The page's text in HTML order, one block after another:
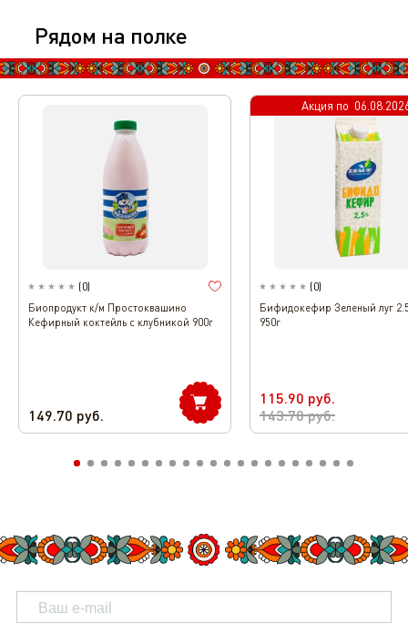
Рядом на полке
(0)
Биопродукт к/м Простоквашино
Кефирный коктейль с клубникой 900г
149.70 руб.
Акция по
(0)
Бифидокефир Зеленый луг
950г
115.90 руб.
143.70руб.